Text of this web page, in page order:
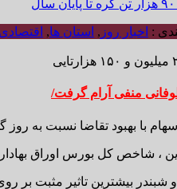
: اخبار روز , استان ها, اقتصادی
سهام با بهبود تقاضا نسبت به
بهادار امروز با رشد ۰.۴۵ درصدی همراه شد و به سطح ۲
و شبندر بیشترین تاثیر مثبت